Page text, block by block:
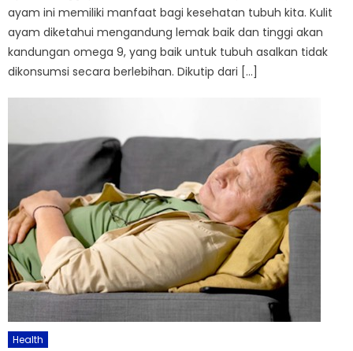
ayam ini memiliki manfaat bagi kesehatan tubuh kita. Kulit
ayam diketahui mengandung lemak baik dan tinggi akan
kandungan omega 9, yang baik untuk tubuh asalkan tidak
dikonsumsi secara berlebihan. Dikutip dari […]
Health